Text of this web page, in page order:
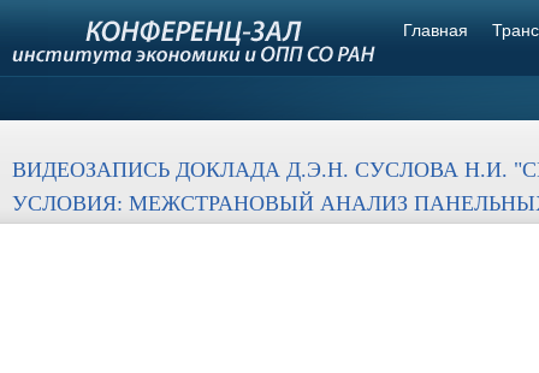
Главная
ВИДЕОЗАПИСЬ ДОКЛАДА Д.Э.Н. СУСЛОВА Н.И.
УСЛОВИЯ: МЕЖСТРАНОВЫЙ АНАЛИЗ ПАНЕЛЬНЫХ